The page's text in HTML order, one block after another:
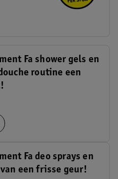
Fa shower gels en
routine een
Fa deo sprays en
een frisse geur!